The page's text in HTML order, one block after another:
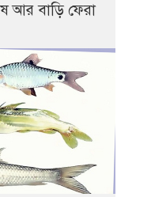
আর বাড়ি ফেরা